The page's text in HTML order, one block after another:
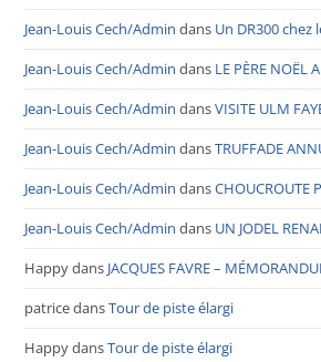
Jean-Louis Cech/Admin dans Un DR300 chez
Jean-Louis Cech/Admin dans LE PÈRE NOËL
Jean-Louis Cech/Admin dansVISITE ULM
Jean-Louis Cech/Admin dansTRUFFADE
Jean-Louis Cech/Admin dansCHOUCROUTE
Jean-Louis Cech/Admin dans UN JODEL
Happydans JACQUES FAVRE –
patricedansTour de piste élargi
HappydansTour de piste élargi